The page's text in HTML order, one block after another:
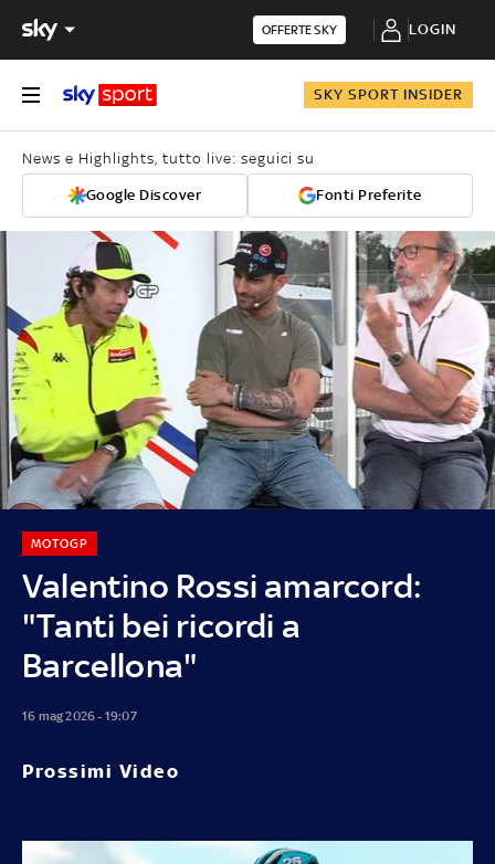
OFFERTE SKY LOGIN
SKY SPORT INSIDER
News e Highlights, tutto live: seguici su
Google Discover Fonti Preferite
Valentino Rossi amarcord:
"Tanti bei ricordi a
Barcellona"
MOTOGP
16 mag 2026 - 19:07
Prossimi Video